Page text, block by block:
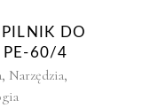
DO
PE-60/4
, Narzędzia,